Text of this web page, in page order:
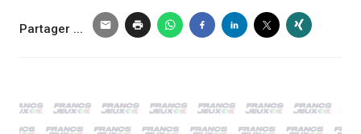
Partager ...